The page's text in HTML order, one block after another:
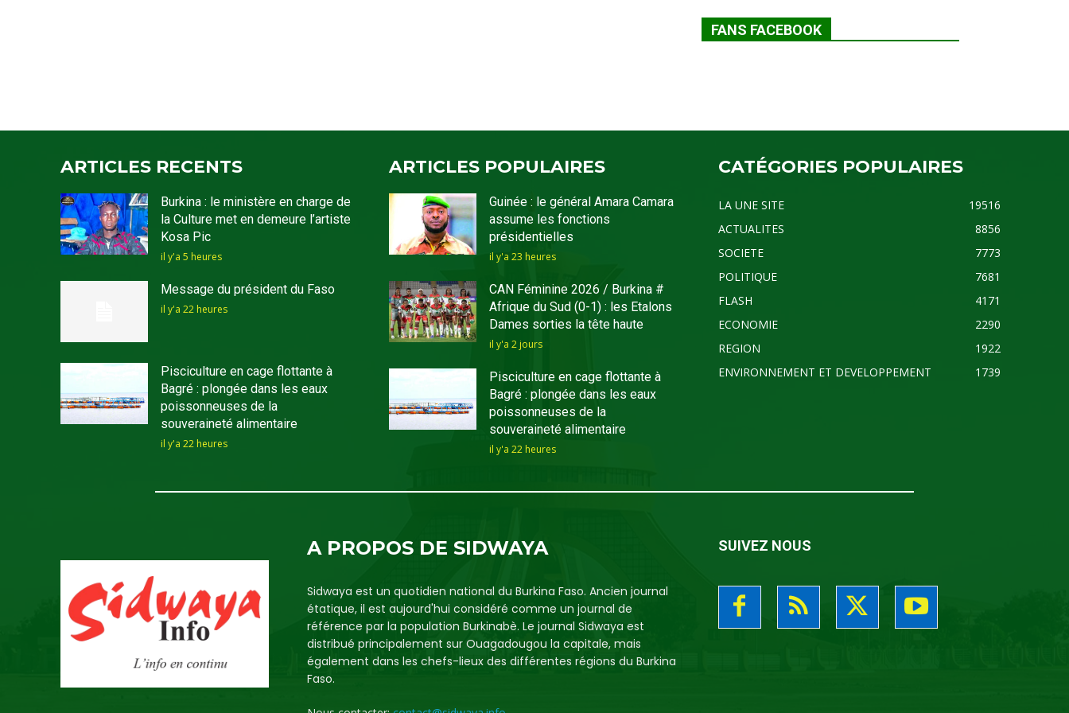
FANS FACEBOOK
ARTICLES RECENTS
Burkina : le ministère en charge de
la Culture met en demeure l’artiste
Kosa Pic
il y'a 5 heures
Message du président du Faso
il y'a 22 heures
Pisciculture en cage flottante à
Bagré : plongée dans les eaux
poissonneuses de la
souveraineté alimentaire
il y'a 22 heures
ARTICLES POPULAIRES
Guinée : le général Amara Camara
assume les fonctions
présidentielles
il y'a 23 heures
CAN Féminine 2026 / Burkina #
Afrique du Sud (0-1) : les Etalons
Dames sorties la tête haute
il y'a 2 jours
Pisciculture en cage flottante à
Bagré : plongée dans les eaux
poissonneuses de la
souveraineté alimentaire
il y'a 22 heures
CATÉGORIES POPULAIRES
LA UNE SITE
19516
ACTUALITES
8856
SOCIETE
7773
POLITIQUE
7681
FLASH
4171
ECONOMIE
2290
REGION
1922
ENVIRONNEMENT ET DEVELOPPEMENT
1739
A PROPOS DE SIDWAYA
Sidwaya est un quotidien national du Burkina Faso. Ancien journal
étatique, il est aujourd'hui considéré comme un journal de
référence par la population Burkinabè. Le journal Sidwaya est
distribué principalement sur Ouagadougou la capitale, mais
également dans les chefs-lieux des différentes régions du Burkina
Faso.
SUIVEZ NOUS